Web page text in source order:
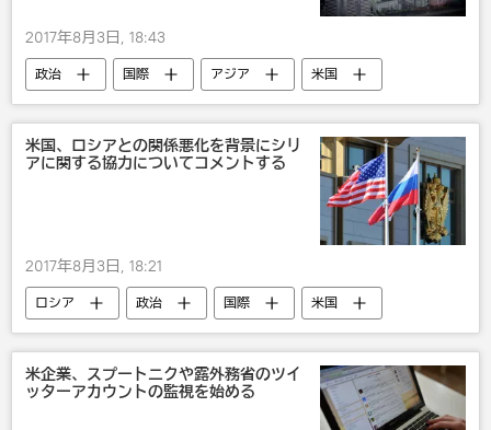
2017年8月3日, 18:43
政治 国際 アジア 米国
米国、ロシアとの関係悪化を背景にシリ
アに関する協力についてコメントする
2017年8月3日, 18:21
ロシア 政治 国際 米国
米企業、スプートニクや露外務省のツイ
ッターアカウントの監視を始める